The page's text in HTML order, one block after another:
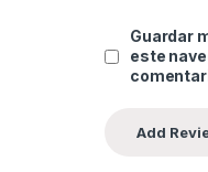
Guardar
este